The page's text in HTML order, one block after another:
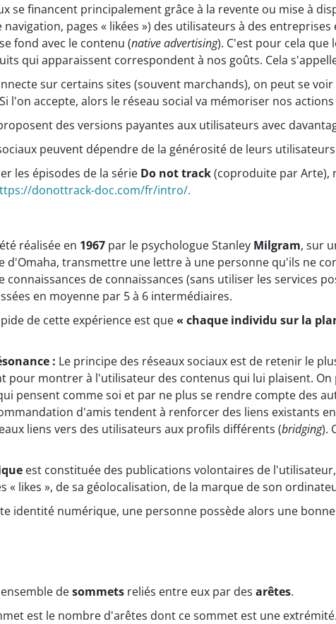
se financent principalement grâce à la revente ou mise à
pages « likées ») des utilisateurs à des
fond avec le contenu (native advertising). C'est pour cela que
qui apparaissent correspondent à nos goûts. Cela
sur certains sites (souvent marchands), on peut se
l'on accepte, alors le réseau social va mémoriser nos
des versions payantes aux utilisateurs avec
peuvent dépendre de la générosité de leurs
les épisodes de la série Do not track(coproduite par Arte),
donottrack-doc.com/fr/intro/.
réalisée en 1967 par le psychologue Stanley Milgram, sur
d'Omaha, transmettre une lettre à une personne qu'ils ne
connaissances de connaissances (sans utiliser les services
en moyenne par 5 à 6 intermédiaires.
de cette expérience est que« chaque individu sur la
: Le principe des réseaux sociaux est de retenir le
pour montrer à l'utilisateur des contenus qui lui plaisent.
pensent comme soi et par ne plus se rendre compte des
d'amis tendent à renforcer des liens existants
liens vers des utilisateurs aux profils différents (bridging).
est constituée des publications volontaires de
« likes », de sa géolocalisation, de la marque de son
identité numérique, une personne possède alors une
desommets reliés entre eux par des arêtes.
est le nombre d'arêtes dont ce sommet est une extrémité.